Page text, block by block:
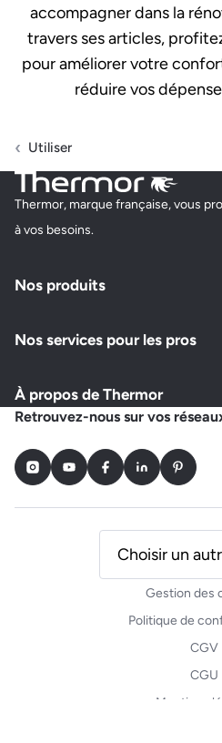
accompagner dans la
travers ses articles,
pour améliorer votre
réduire vos
Utiliser
Thermor, marque française, vous
à vos besoins.
Nos produits
Nos services pour les pros
À propos de Thermor
Retrouvez-nous sur vos
InstagramYoutubeFacebookLinkedIn
Gestion des
Politique de
CGV
CGU
Mentions
Choisir un